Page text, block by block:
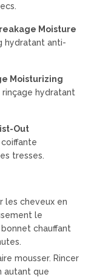
Moisture
hydratant anti-
Moisturizing
rinçage hydratant
Out
tresses.
les cheveux en
le
chauffant
mousser. Rincer
autant que